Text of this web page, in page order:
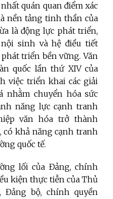
quán quan điểm xác
nền tảng tinh thần của
là động lực phát triển,
sinh và hệ điều tiết
triển bền vững. Văn
quốc lần thứ XIV của
việc triển khai các giải
nhằm chuyển hóa sức
năng lực cạnh tranh
văn hóa trở thành
khả năng cạnh tranh
quốc tế.
lối của Đảng, chính
kiện thực tiễn của Thủ
Đảng bộ, chính quyền